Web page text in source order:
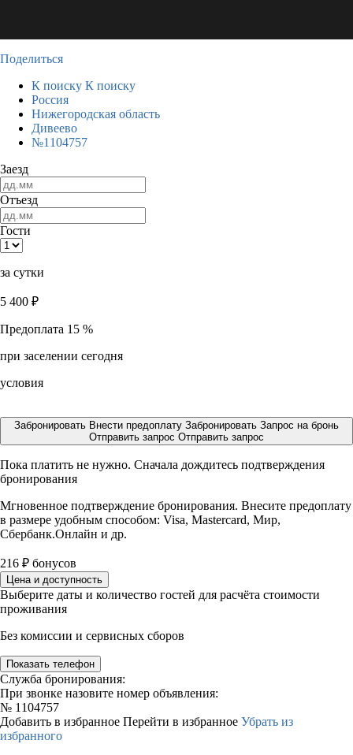
Поделиться
К поиску К поиску
Россия
Нижегородская область
Дивеево
№1104757
Заезд
Отъезд
Гости
за сутки
5 400 ₽
Предоплата 15 %
при заселении сегодня
условия
Забронировать Внести предоплату Забронировать Запрос на бронь
Отправить запрос Отправить запрос
Пока платить не нужно. Сначала дождитесь подтверждения
бронирования
Мгновенное подтверждение бронирования. Внесите предоплату
в размере удобным способом: Visa, Mastercard, Мир,
Сбербанк.Онлайн и др.
216 ₽ бонусов
Цена и доступность
Выберите даты и количество гостей для расчёта стоимости
проживания
Без комиссии и сервисных сборов
Показать телефон
Служба бронирования:
При звонке назовите номер объявления:
№ 1104757
Добавить в избранное Перейти в избранное Убрать из
избранного